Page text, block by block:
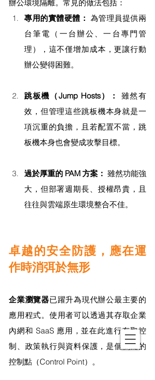
辦公環境隔離。常見的做法包括：
專用的實體硬體： 為管理員提供兩
台筆電（一台辦公、一台專門管
理），這不僅增加成本，更讓行動
辦公變得困難。
跳板機（Jump Hosts）：
雖然有
效，但管理這些跳板機本身就是一
項沉重的負擔，且若配置不當，跳
板機本身也會變成攻擊目標。
過於厚重的 PAM 方案： 雖然功能強
大，但部署週期長、授權昂貴，且
往往與雲端原生環境整合不佳。
卓越的安全防護，應在運
作時消弭於無形
企業瀏覽器已躍升為現代辦公最主要的
應用程式。使用者可以透過其存取企業
內網和 SaaS 應用，並在此進行存取控
制、政策執行與資料保護，是個關鍵的
控制點（Control Point）。